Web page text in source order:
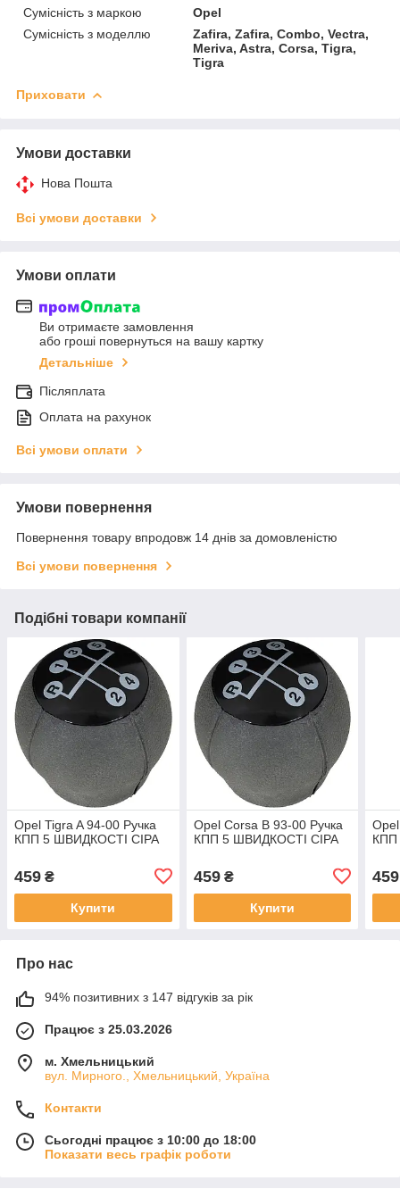
Сумісність з маркою
Opel
Сумісність з моделлю
Zafira, Zafira, Combo, Vectra,
Meriva, Astra, Corsa, Tigra,
Tigra
Приховати
Умови доставки
Нова Пошта
Всі умови доставки
Умови оплати
Ви отримаєте замовлення
або гроші повернуться на вашу картку
Детальніше
Післяплата
Оплата на рахунок
Всі умови оплати
Умови повернення
Повернення товару впродовж 14 днів за домовленістю
Всі умови повернення
Подібні товари компанії
Opel Tigra A 94-00 Ручка
КПП 5 ШВИДКОСТІ СІРА
459 ₴
Купити
Opel Corsa B 93-00 Ручка
КПП 5 ШВИДКОСТІ СІРА
459₴
Купити
КПП
459
Про нас
94% позитивних з 147 відгуків за рік
Працює з 25.03.2026
м. Хмельницький
вул. Мирного., Хмельницький, Україна
Контакти
Сьогодні працює з 10:00 до 18:00
Показати весь графік роботи